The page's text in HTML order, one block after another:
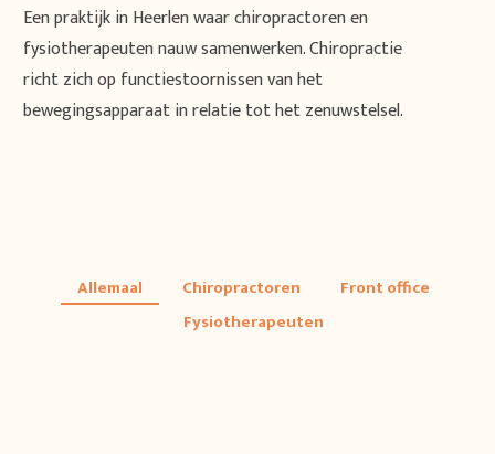
Een praktijk in Heerlen waar chiropractoren en
fysiotherapeuten nauw samenwerken. Chiropractie
richt zich op functiestoornissen van het
bewegingsapparaat in relatie tot het zenuwstelsel.
Allemaal Chiropractoren
Front office
Fysiotherapeuten